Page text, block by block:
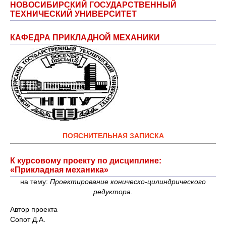
НОВОСИБИРСКИЙ ГОСУДАРСТВЕННЫЙ
ТЕХНИЧЕСКИЙ УНИВЕРСИТЕТ
КАФЕДРА ПРИКЛАДНОЙ МЕХАНИКИ
ПОЯСНИТЕЛЬНАЯ ЗАПИСКА
К курсовому проекту по дисциплине:
«Прикладная механика»
на тему: Проектирование коническо-цилиндрического
редуктора.
Автор проекта
Сопот Д.А.